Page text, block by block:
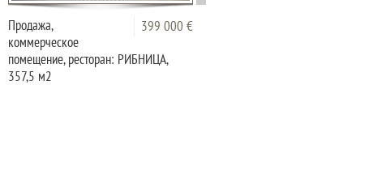
399 000 €
Продажа,
коммерческое
помещение, ресторан: РИБНИЦА,
357,5 м2